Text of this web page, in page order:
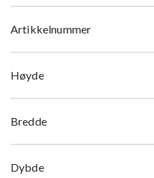
Artikkelnummer
Høyde
Bredde
Dybde